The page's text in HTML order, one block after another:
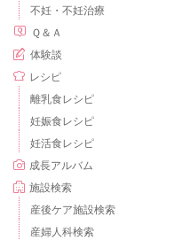
不妊・不妊治療
Ｑ＆Ａ
体験談
レシピ
離乳食レシピ
妊娠食レシピ
妊活食レシピ
成長アルバム
施設検索
産後ケア施設検索
産婦人科検索